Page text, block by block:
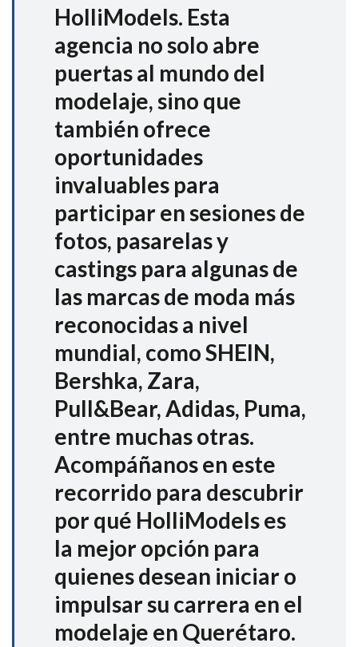
HolliModels. Esta
agencia no solo abre
puertas al mundo del
modelaje, sino que
también ofrece
oportunidades
invaluables para
participar en sesiones de
fotos, pasarelas y
castings para algunas de
las marcas de moda más
reconocidas a nivel
mundial, como SHEIN,
Bershka, Zara,
Pull&Bear, Adidas, Puma,
entre muchas otras.
Acompáñanos en este
recorrido para descubrir
por qué HolliModels es
la mejor opción para
quienes desean iniciar o
impulsar su carrera en el
modelaje en Querétaro.